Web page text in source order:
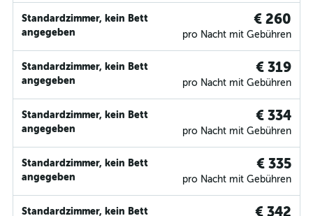
Standardzimmer, kein Bett
angegeben
€ 260
pro Nacht mit Gebühren
Standardzimmer, kein Bett
angegeben
€ 319
pro Nacht mit Gebühren
Standardzimmer, kein Bett
angegeben
€ 334
pro Nacht mit Gebühren
Standardzimmer, kein Bett
angegeben
€ 335
pro Nacht mit Gebühren
Standardzimmer, kein Bett
€ 342